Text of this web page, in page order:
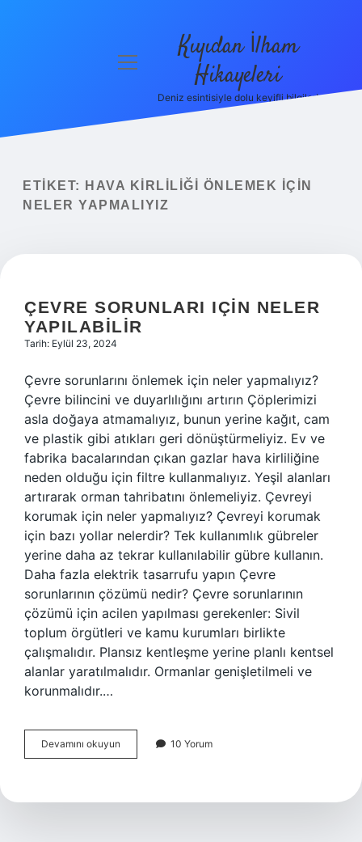
Yasal Uyarı
menüyü
Kıyıdan İlham
Hikayeleri
Deniz esintisiyle dolu keyifli bilgiler!
ETIKET:
HAVA KIRLILIĞI ÖNLEMEK IÇIN
NELER YAPMALIYIZ
ÇEVRE SORUNLARI IÇIN NELER
YAPILABILIR
Tarih: Eylül 23, 2024
Çevre sorunlarını önlemek için neler yapmalıyız?
Çevre bilincini ve duyarlılığını artırın Çöplerimizi
asla doğaya atmamalıyız, bunun yerine kağıt, cam
ve plastik gibi atıkları geri dönüştürmeliyiz. Ev ve
fabrika bacalarından çıkan gazlar hava kirliliğine
neden olduğu için filtre kullanmalıyız. Yeşil alanları
artırarak orman tahribatını önlemeliyiz. Çevreyi
korumak için neler yapmalıyız? Çevreyi korumak
için bazı yollar nelerdir? Tek kullanımlık gübreler
yerine daha az tekrar kullanılabilir gübre kullanın.
Daha fazla elektrik tasarrufu yapın Çevre
sorunlarının çözümü nedir? Çevre sorunlarının
çözümü için acilen yapılması gerekenler: Sivil
toplum örgütleri ve kamu kurumları birlikte
çalışmalıdır. Plansız kentleşme yerine planlı kentsel
alanlar yaratılmalıdır. Ormanlar genişletilmeli ve
korunmalıdır.…
Devamını okuyun
Sorunları
Yapılabilir
10 Yorum